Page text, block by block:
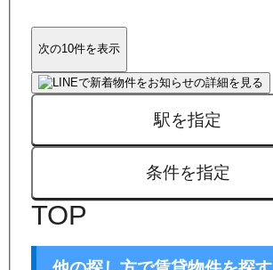
次の10件を表示
駅を指定
条件を指定
TOP